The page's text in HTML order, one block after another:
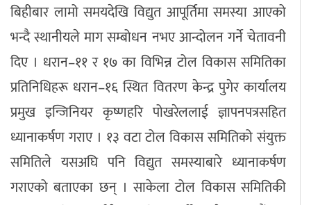
बिहीबार लामो समयदेखि विद्युत आपूर्तिमा समस्या आएको
भन्दै स्थानीयले माग सम्बोधन नभए आन्दोलन गर्ने चेतावनी
दिए । धरान–११ र १७ का विभिन्न टोल विकास समितिका
प्रतिनिधिहरू धरान–१६ स्थित वितरण केन्द्र पुगेर कार्यालय
प्रमुख इन्जिनियर कृष्णहरि पोखरेललाई ज्ञापनपत्रसहित
ध्यानाकर्षण गराए । १३ वटा टोल विकास समितिको संयुक्त
समितिले यसअघि पनि विद्युत समस्याबारे ध्यानाकर्षण
गराएको बताएका छन् । साकेला टोल विकास समितिकी